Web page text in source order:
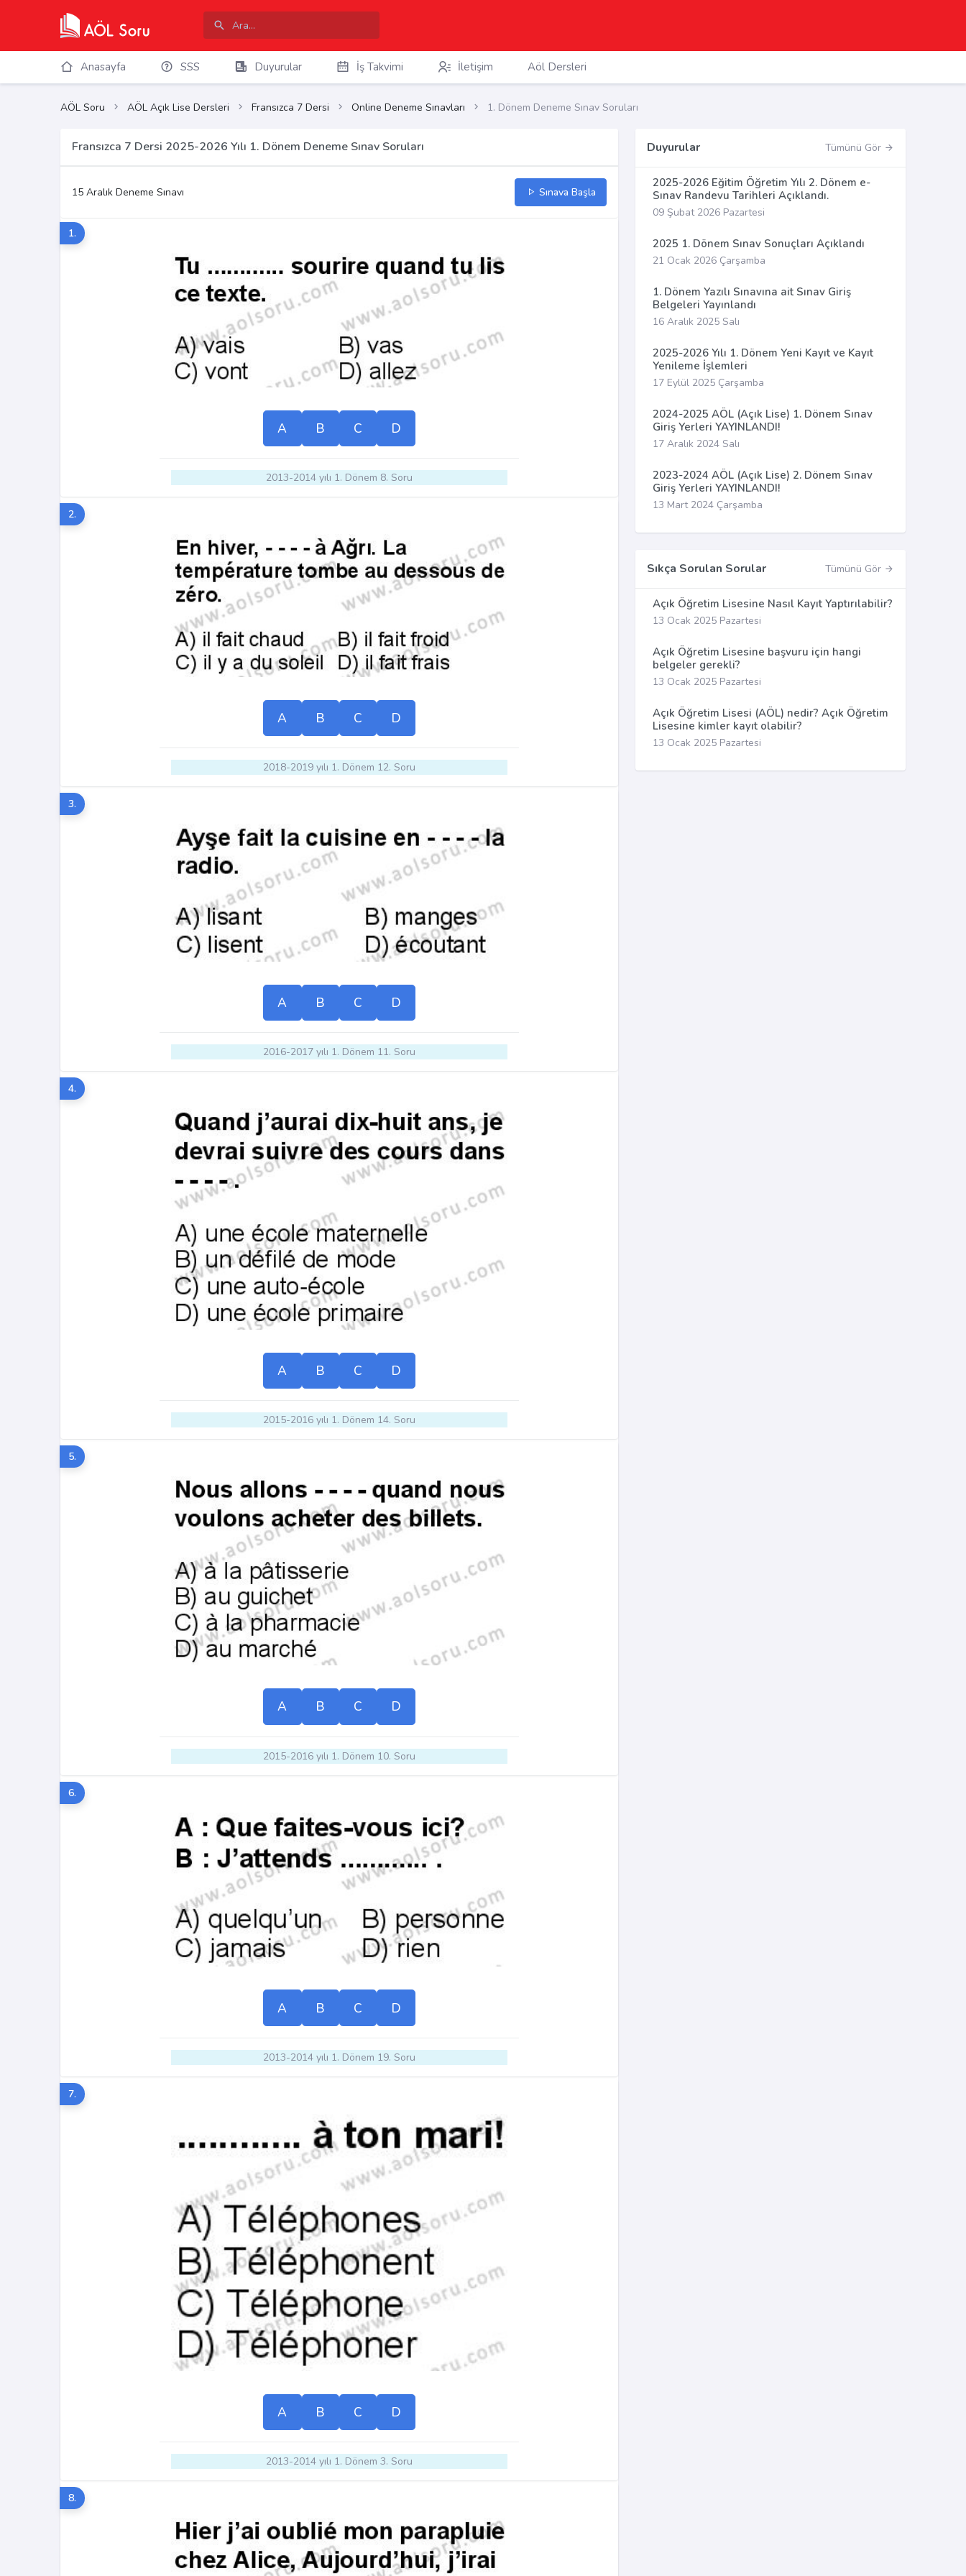
Anasayfa SSS Duyurular İş Takvimi İletişim Aöl Dersleri
AÖL Soru AÖL Açık Lise Dersleri Fransızca 7 Dersi Online Deneme Sınavları 1. Dönem Deneme Sınav Soruları
Fransızca 7 Dersi 2025-2026 Yılı 1. Dönem Deneme Sınav Soruları
15 Aralık Deneme Sınavı Sınava Başla
1.
A B C D
2013-2014 yılı 1. Dönem 8. Soru
2.
A B C D
2018-2019 yılı 1. Dönem 12. Soru
3.
A B C D
2016-2017 yılı 1. Dönem 11. Soru
4.
A B C D
2015-2016 yılı 1. Dönem 14. Soru
5.
A B C D
2015-2016 yılı 1. Dönem 10. Soru
6.
A B C D
2013-2014 yılı 1. Dönem 19. Soru
7.
A B C D
2013-2014 yılı 1. Dönem 3. Soru
8.
Duyurular Tümünü Gör
2025-2026 Eğitim Öğretim Yılı 2. Dönem e-
Sınav Randevu Tarihleri Açıklandı.
09 Şubat 2026 Pazartesi
2025 1. Dönem Sınav Sonuçları Açıklandı
21 Ocak 2026 Çarşamba
1. Dönem Yazılı Sınavına ait Sınav Giriş
Belgeleri Yayınlandı
16 Aralık 2025 Salı
2025-2026 Yılı 1. Dönem Yeni Kayıt ve Kayıt
Yenileme İşlemleri
17 Eylül 2025 Çarşamba
2024-2025 AÖL (Açık Lise) 1. Dönem Sınav
Giriş Yerleri YAYINLANDI!
17 Aralık 2024 Salı
2023-2024 AÖL (Açık Lise) 2. Dönem Sınav
Giriş Yerleri YAYINLANDI!
13 Mart 2024 Çarşamba
Sıkça Sorulan Sorular Tümünü Gör
Açık Öğretim Lisesine Nasıl Kayıt Yaptırılabilir?
13 Ocak 2025 Pazartesi
Açık Öğretim Lisesine başvuru için hangi
belgeler gerekli?
13 Ocak 2025 Pazartesi
Açık Öğretim Lisesi (AÖL) nedir? Açık Öğretim
Lisesine kimler kayıt olabilir?
13 Ocak 2025 Pazartesi